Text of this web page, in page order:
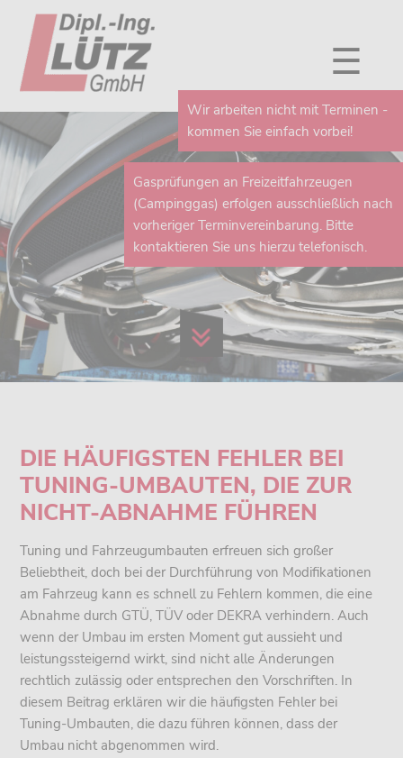
☰
Wir arbeiten nicht mit Terminen -
kommen Sie einfach vorbei!
Gasprüfungen an Freizeitfahrzeugen
(Campinggas) erfolgen ausschließlich nach
vorheriger Terminvereinbarung. Bitte
kontaktieren Sie uns hierzu telefonisch.
DIE HÄUFIGSTEN FEHLER BEI
TUNING-UMBAUTEN, DIE ZUR
NICHT-ABNAHME FÜHREN
Tuning und Fahrzeugumbauten erfreuen sich großer
Beliebtheit, doch bei der Durchführung von Modifikationen
am Fahrzeug kann es schnell zu Fehlern kommen, die eine
Abnahme durch GTÜ, TÜV oder DEKRA verhindern. Auch
wenn der Umbau im ersten Moment gut aussieht und
leistungssteigernd wirkt, sind nicht alle Änderungen
rechtlich zulässig oder entsprechen den Vorschriften. In
diesem Beitrag erklären wir die häufigsten Fehler bei
Tuning-Umbauten, die dazu führen können, dass der
Umbau nicht abgenommen wird.